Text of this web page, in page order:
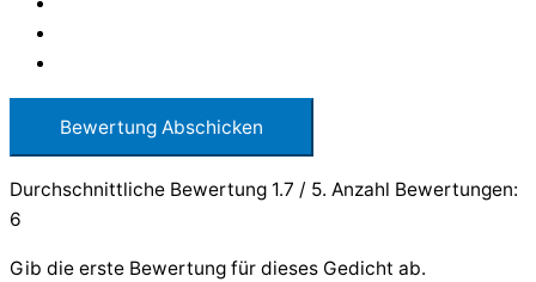
Bewertung Abschicken
Durchschnittliche Bewertung 1.7 / 5. Anzahl Bewertungen:
6
Gib die erste Bewertung für dieses Gedicht ab.